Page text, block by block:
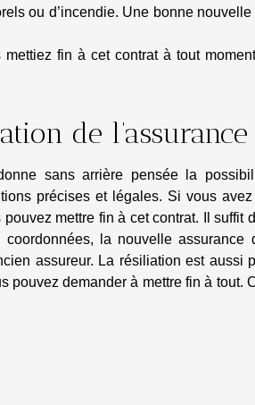
ou d’incendie. Une bonne
fin à cet contrat à tout
de
sans arrière pensée la
précises et légales. Si vous
mettre fin à cet contrat. Il suffit
la nouvelle assurance
assureur. La résiliation est aussi
pouvez demander à mettre fin à tout.